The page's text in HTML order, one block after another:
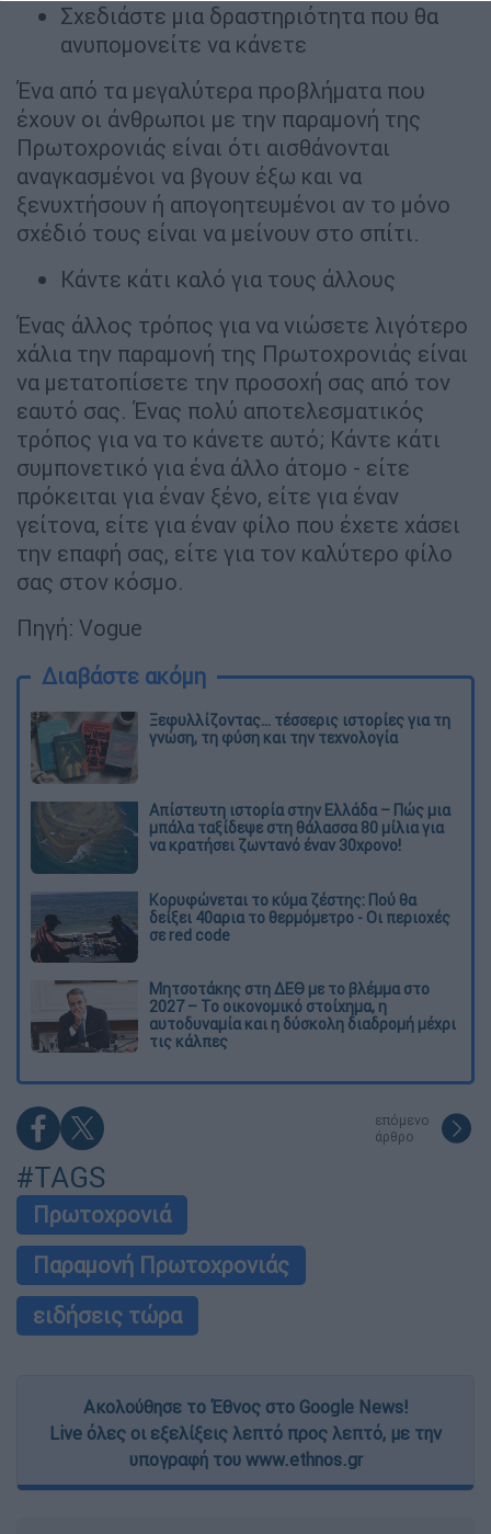
Σχεδιάστε μια δραστηριότητα που θα
ανυπομονείτε να κάνετε
Ένα από τα μεγαλύτερα προβλήματα που
έχουν οι άνθρωποι με την παραμονή της
Πρωτοχρονιάς είναι ότι αισθάνονται
αναγκασμένοι να βγουν έξω και να
ξενυχτήσουν ή απογοητευμένοι αν το μόνο
σχέδιό τους είναι να μείνουν στο σπίτι.
Κάντε κάτι καλό για τους άλλους
Ένας άλλος τρόπος για να νιώσετε λιγότερο
χάλια την παραμονή της Πρωτοχρονιάς είναι
να μετατοπίσετε την προσοχή σας από τον
εαυτό σας. Ένας πολύ αποτελεσματικός
τρόπος για να το κάνετε αυτό; Κάντε κάτι
συμπονετικό για ένα άλλο άτομο - είτε
πρόκειται για έναν ξένο, είτε για έναν
γείτονα, είτε για έναν φίλο που έχετε χάσει
την επαφή σας, είτε για τον καλύτερο φίλο
σας στον κόσμο.
Πηγή: Vogue
Διαβάστε ακόμη
Ξεφυλλίζοντας... τέσσερις ιστορίες για τη
γνώση, τη φύση και την τεχνολογία
Απίστευτη ιστορία στην Ελλάδα – Πώς μια
μπάλα ταξίδεψε στη θάλασσα 80 μίλια για
να κρατήσει ζωντανό έναν 30χρονο!
Κορυφώνεται το κύμα ζέστης: Πού θα
δείξει 40αρια το θερμόμετρο - Οι περιοχές
σε red code
Μητσοτάκης στη ΔΕΘ με το βλέμμα στο
2027 – Το οικονομικό στοίχημα, η
αυτοδυναμία και η δύσκολη διαδρομή μέχρι
τις κάλπες
επόμενο
άρθρο
#TAGS
Πρωτοχρονιά
Παραμονή Πρωτοχρονιάς
ειδήσεις τώρα
Ακολούθησε το Έθνος στο Google News!
Live όλες οι εξελίξεις λεπτό προς λεπτό, με την
υπογραφή του www.ethnos.gr